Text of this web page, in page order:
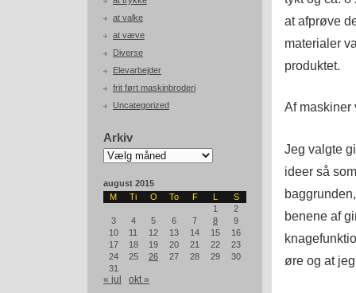
at valke
at væve
Diverse
Elevarbejder
frit ført maskinbroderi
Uncategorized
Arkiv
Arkiv
august 2015
M
Ti O To F L
S
1
2
3
4 5 6 7 8
9
10
11 12 13 14 15
16
17
18 19 20 21 22
23
24
25 26 27 28 29
30
31
« jul okt »
at afprøve
materialer
produktet.
Af maskiner
Jeg valgte
ideer så
benene af
øre og at